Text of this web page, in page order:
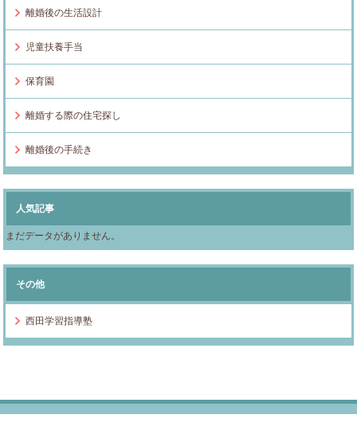
離婚後の生活設計
児童扶養手当
保育園
離婚する際の住宅探し
離婚後の手続き
人気記事
まだデータがありません。
その他
西田学習指導塾